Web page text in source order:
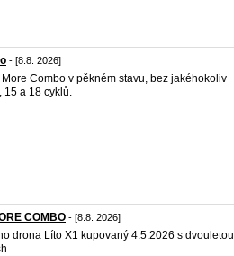
- [8.8. 2026]
More Combo v pěkném stavu, bez jakéhokoliv
15 a 18 cyklů.
COMBO - [8.8. 2026]
drona Líto X1 kupovaný 4.5.2026 s dvouletou